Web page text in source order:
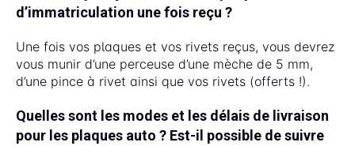
d’immatriculation une fois reçu ?
Une fois vos plaques et vos rivets reçus, vous devrez
vous munir d’une perceuse d’une mèche de 5 mm,
d’une pince à rivet ainsi que vos rivets (offerts !).
Quelles sont les modes et les délais de livraison
pour les plaques auto ? Est-il possible de suivre